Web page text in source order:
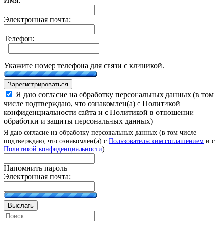
Электронная почта:
Телефон:
+
Укажите номер телефона для связи с клиникой.
Зарегистрироваться
Я даю согласие на обработку персональных данных (в том
числе подтверждаю, что ознакомлен(а) с Политикой
конфиденциальности сайта и с Политикой в отношении
обработки и защиты персональных данных)
Я даю согласие на обработку персональных данных (в том числе
подтверждаю, что ознакомлен(а) с Пользовательским соглашением и с
Политикой конфиденциальности)
Напомнить пароль
Электронная почта:
Выслать